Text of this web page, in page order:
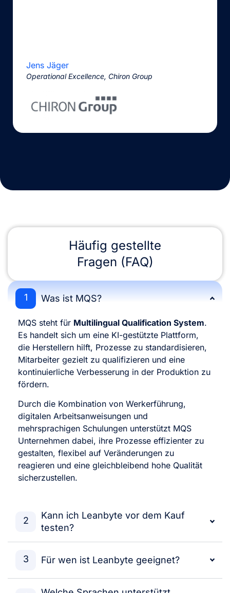
Jens Jäger
Operational Excellence, Chiron Group
Häufig gestellte
Fragen (FAQ)
1 Was ist MQS?
MQS steht für Multilingual Qualification System.
Es handelt sich um eine KI-gestützte Plattform,
die Herstellern hilft, Prozesse zu standardisieren,
Mitarbeiter gezielt zu qualifizieren und eine
kontinuierliche Verbesserung in der Produktion zu
fördern.
Durch die Kombination von Werkerführung,
digitalen Arbeitsanweisungen und
mehrsprachigen Schulungen unterstützt MQS
Unternehmen dabei, ihre Prozesse effizienter zu
gestalten, flexibel auf Veränderungen zu
reagieren und eine gleichbleibend hohe Qualität
sicherzustellen.
2
Kann ich Leanbyte vor dem Kauf
testen?
3 Für wen ist Leanbyte geeignet?